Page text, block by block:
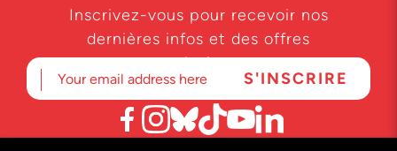
Inscrivez-vous pour recevoir nos
dernières infos et des offres
exclusives.